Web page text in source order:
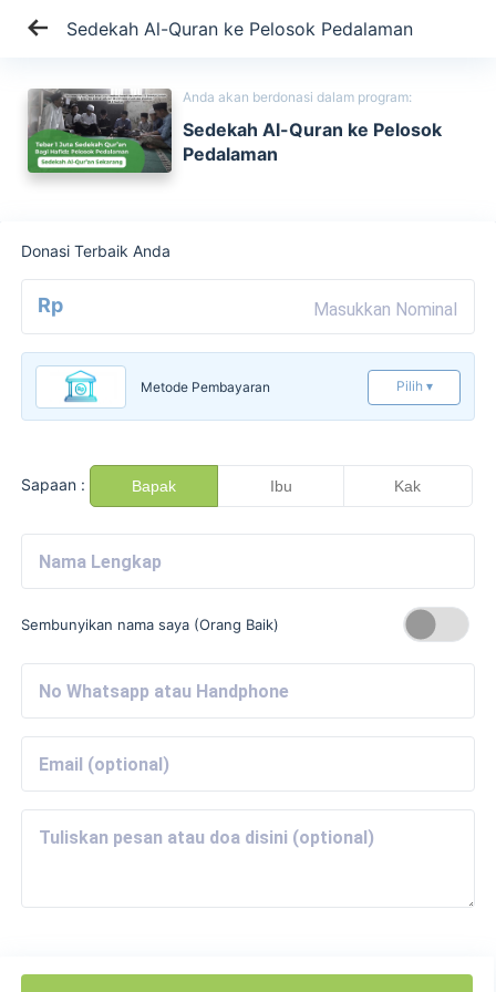
Sedekah Al-Quran ke Pelosok Pedalaman
Anda akan berdonasi dalam program:
Sedekah Al-Quran ke Pelosok
Pedalaman
Donasi Terbaik Anda
Rp
Metode Pembayaran Pilih ▾
Sapaan : Bapak Ibu Kak
Sembunyikan nama saya (Orang Baik)